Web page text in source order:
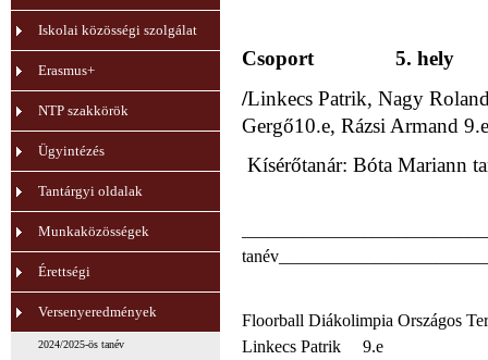
Iskolai közösségi szolgálat
Erasmus+
NTP szakkörök
Ügyintézés
Tantárgyi oldalak
Munkaközösségek
Érettségi
Versenyeredmények
2024/2025-ös tanév
Csoport 5. hely
/Linkecs Patrik, Nagy
Gergő10.e, Rázsi Armand
Kísérőtanár: Bóta Mariann
tanév
Floorball Diákolimpia Országos
Linkecs Patrik 9.e